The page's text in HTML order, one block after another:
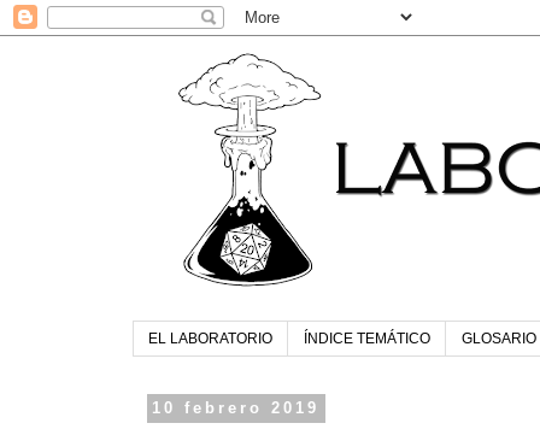
EL LABORATORIO ÍNDICE TEMÁTICO
10 febrero 2019